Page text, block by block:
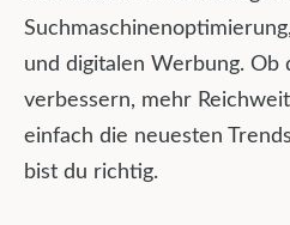
und digitalen Werbung. Ob
verbessern, mehr
einfach die neuesten
bist du richtig.